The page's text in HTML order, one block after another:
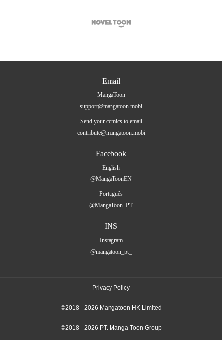

Email
MangaToon
support@mangatoon.mobi
Send your comics to email
contribute@mangatoon.mobi
Facebook
English
@MangaToonEN
Português
@MangaToon_PT
INS
Instagram
@mangatoon_pt_
Privacy Policy
©2018 - 2026 Mangatoon HK Limited
©2018 - 2026 PT. Manga Toon Group